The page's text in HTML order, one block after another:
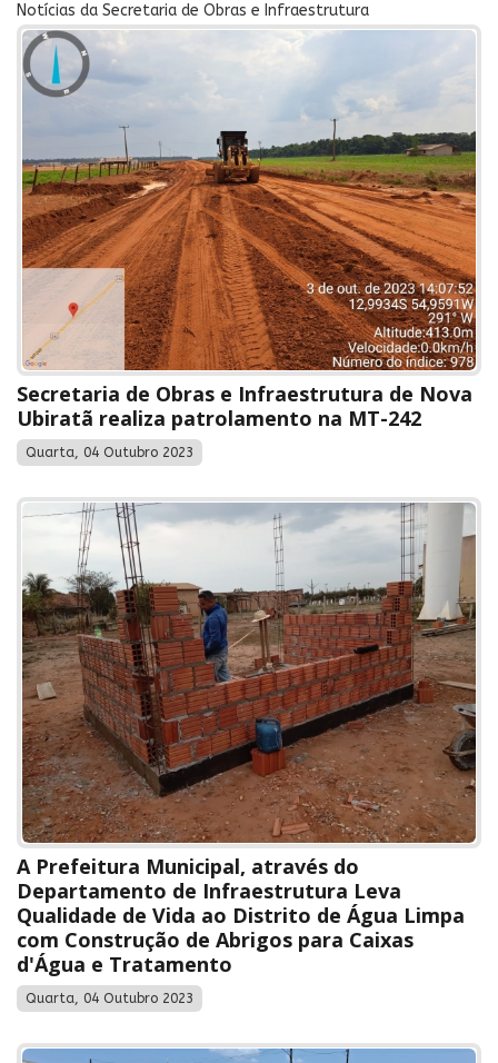
Notícias da Secretaria de Obras e Infraestrutura
Secretaria de Obras e Infraestrutura de Nova
Ubiratã realiza patrolamento na MT-242
Quarta, 04 Outubro 2023
A Prefeitura Municipal, através do
Departamento de Infraestrutura Leva
Qualidade de Vida ao Distrito de Água Limpa
com Construção de Abrigos para Caixas
d'Água e Tratamento
Quarta, 04 Outubro 2023